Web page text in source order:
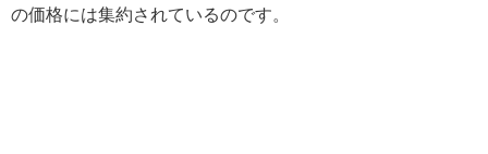
の価格には集約されているのです。